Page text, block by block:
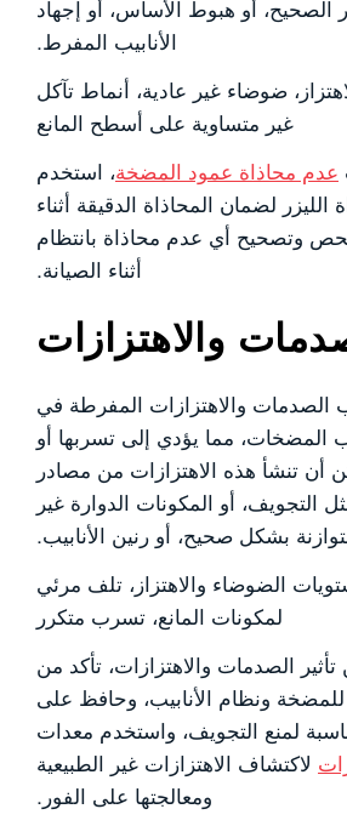
الصحيح، أو هبوط الأساس، أو إجهاد
الأنابيب المفرط.
ضوضاء غير عادية، أنماط تآكل
غير متساوية على أسطح المانع
عدم محاذاة عمود المضخة، استخدم
الليزر لضمان المحاذاة الدقيقة أثناء
وتصحيح أي عدم محاذاة بانتظام
أثناء الصيانة.
والاهتزازات
الصدمات والاهتزازات المفرطة في
المضخات، مما يؤدي إلى تسربها أو
أن تنشأ هذه الاهتزازات من مصادر
التجويف، أو المكونات الدوارة غير
بشكل صحيح، أو رنين الأنابيب.
الضوضاء والاهتزاز، تلف مرئي
لمكونات المانع، تسرب متكرر
الصدمات والاهتزازات، تأكد من
ونظام الأنابيب، وحافظ على
لمنع التجويف، واستخدم معدات
لاكتشاف الاهتزازات غير الطبيعية
ومعالجتها على الفور.